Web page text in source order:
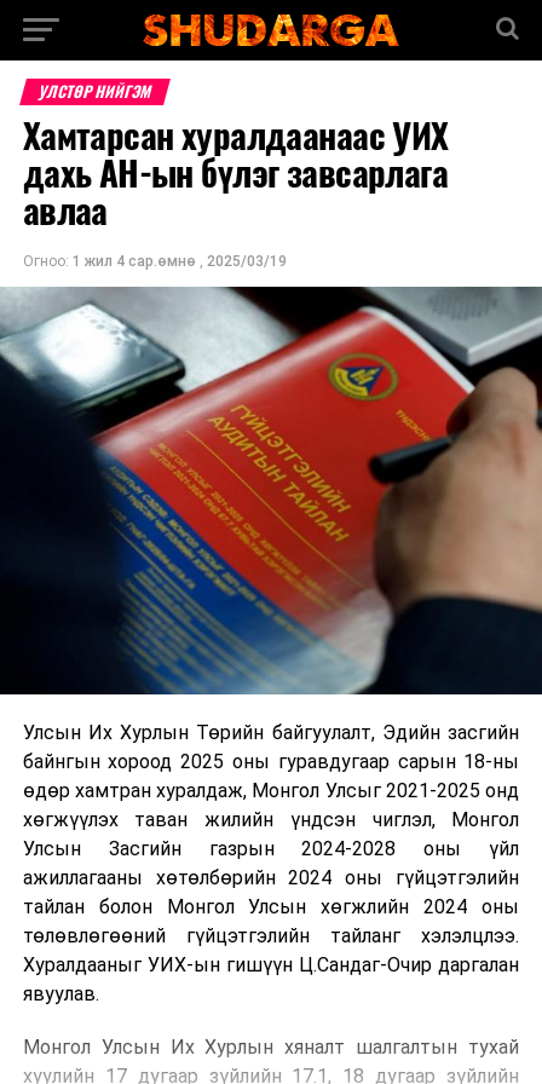
УЛСТӨР НИЙГЭМ
Хамтарсан хуралдаанаас УИХ
дахь АН-ын бүлэг завсарлага
авлаа
Огноо: 1 жил 4 сар.өмнө , 2025/03/19
Улсын Их Хурлын Төрийн байгуулалт, Эдийн засгийн
байнгын хороод 2025 оны гуравдугаар сарын 18-ны
өдөр хамтран хуралдаж, Монгол Улсыг 2021-2025 онд
хөгжүүлэх таван жилийн үндсэн чиглэл, Монгол
Улсын Засгийн газрын 2024-2028 оны үйл
ажиллагааны хөтөлбөрийн 2024 оны гүйцэтгэлийн
тайлан болон Монгол Улсын хөгжлийн 2024 оны
төлөвлөгөөний гүйцэтгэлийн тайланг хэлэлцлээ.
Хуралдааныг УИХ-ын гишүүн Ц.Сандаг-Очир даргалан
явуулав.
Монгол Улсын Их Хурлын хяналт шалгалтын тухай
хуулийн 17 дугаар зүйлийн 17.1, 18 дугаар зүйлийн